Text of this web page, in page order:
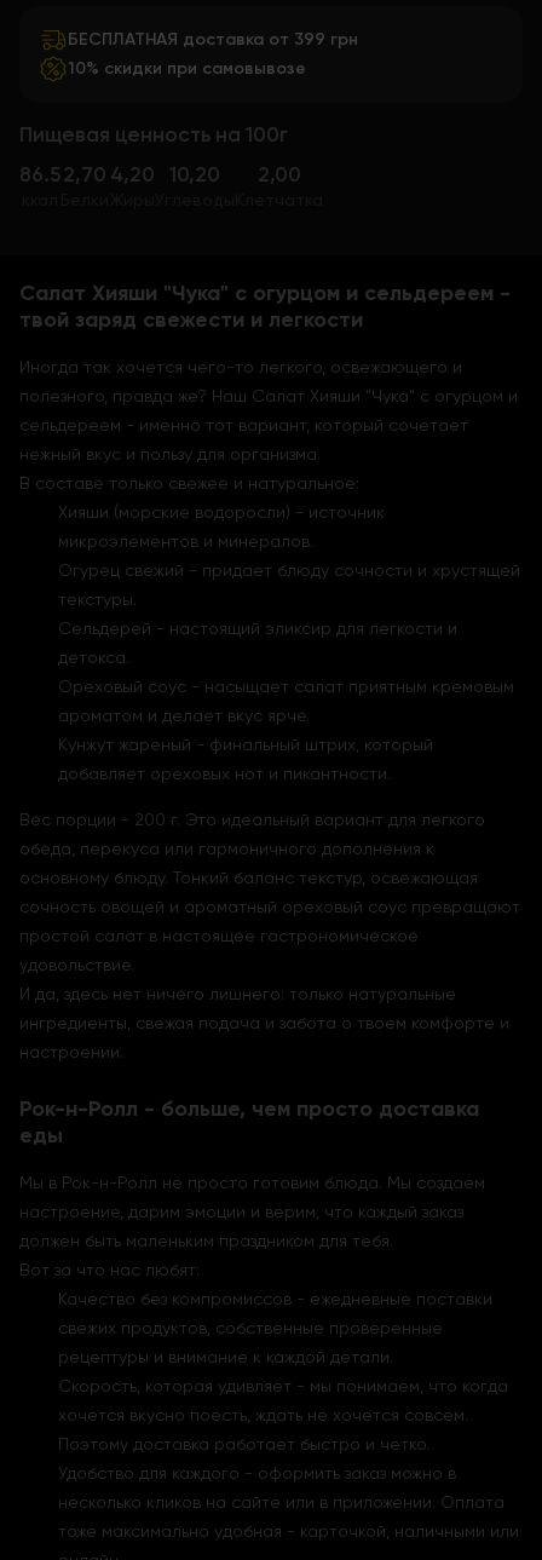
БЕСПЛАТНАЯ доставка от 399 грн
10% скидки при самовывозе
Пищевая ценность на 100г
86.52,70 4,20 10,20 2,00
Салат Хияши "Чука" с огурцом и сельдереем -
твой заряд свежести и легкости
Иногда так хочется чего-то легкого, освежающего и
полезного, правда же? Наш Салат Хияши "Чука" с огурцом и
сельдереем - именно тот вариант, который сочетает
нежный вкус и пользу для организма.
В составе только свежее и натуральное:
Хияши (морские водоросли) - источник
микроэлементов и минералов.
Огурец свежий - придает блюду сочности и хрустящей
текстуры.
Сельдерей - настоящий эликсир для легкости и
детокса.
Ореховый соус - насыщает салат приятным кремовым
ароматом и делает вкус ярче.
Кунжут жареный - финальный штрих, который
добавляет ореховых нот и пикантности.
Вес порции - 200 г. Это идеальный вариант для легкого
обеда, перекуса или гармоничного дополнения к
основному блюду. Тонкий баланс текстур, освежающая
сочность овощей и ароматный ореховый соус превращают
простой салат в настоящее гастрономическое
удовольствие.
И да, здесь нет ничего лишнего: только натуральные
ингредиенты, свежая подача и забота о твоем комфорте и
настроении.
Рок-н-Ролл - больше, чем просто доставка
еды
Мы в Рок-н-Ролл не просто готовим блюда. Мы создаем
настроение, дарим эмоции и верим, что каждый заказ
должен быть маленьким праздником для тебя.
Вот за что нас любят:
Качество без компромиссов - ежедневные поставки
свежих продуктов, собственные проверенные
рецептуры и внимание к каждой детали.
Скорость, которая удивляет - мы понимаем, что когда
хочется вкусно поесть, ждать не хочется совсем.
Поэтому доставка работает быстро и четко.
Удобство для каждого - оформить заказ можно в
несколько кликов на сайте или в приложении. Оплата
тоже максимально удобная - карточкой, наличными или